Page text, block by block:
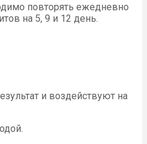
повторять ежедневно
на 5, 9 и 12 день.
и воздействуют на